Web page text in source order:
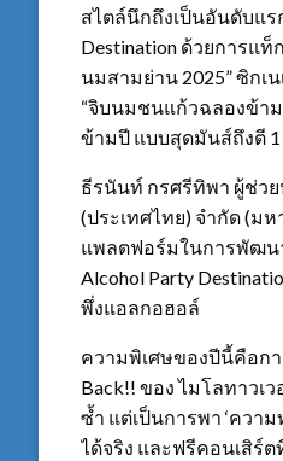
สไตล์นึกถึงเป็นอันดับแร
Destination ด้วยการแท็
นมสามย่าน 2025” ซิกเ
“จิบนมชนแก้วฉลองข้าม
ข้ามปี แบบสุดมันส์ถึงตี 1
ธีรนันท์ กรศรีทิพา ผู้ช่ว
(ประเทศไทย) จำกัด (ม
แพลตฟอร์มในการพัฒนา
Alcohol Party
พึ่งแอลกอฮอล์
ความพิเศษของปีนี้คือก
Back!! ของ ไมโลทาว
ซ้ำ แต่เป็นการพา ‘ควา
ได้จริง และฟรีคอนเสิร์